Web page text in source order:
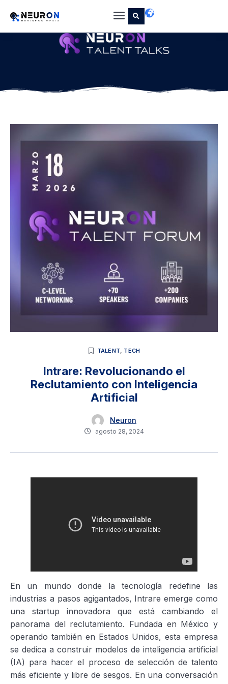
TALENT, TECH
Intrare: Revolucionando el
Reclutamiento con Inteligencia
Artificial
Neuron
agosto 28, 2024
En un mundo donde la tecnología redefine las
industrias a pasos agigantados, Intrare emerge como
una startup innovadora que está cambiando el
panorama del reclutamiento. Fundada en México y
operando también en Estados Unidos, esta empresa
se dedica a construir modelos de inteligencia artificial
(IA) para hacer el proceso de selección de talento
más eficiente y libre de sesgos. En una conversación